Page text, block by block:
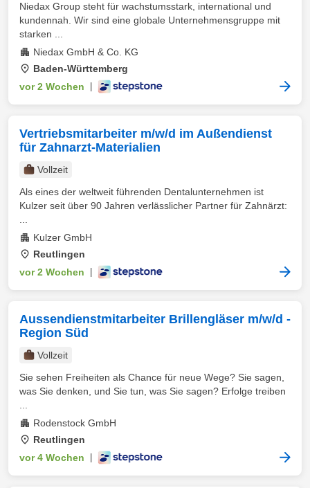
Niedax Group steht für wachstumsstark, international und
kundennah. Wir sind eine globale Unternehmensgruppe mit
starken ...
Niedax GmbH & Co. KG
Baden-Württemberg
vor 2 Wochen
Vertriebsmitarbeiter m/w/d im Außendienst
für Zahnarzt-Materialien
Vollzeit
Als eines der weltweit führenden Dentalunternehmen ist
Kulzer seit über 90 Jahren verlässlicher Partner für Zahnärzt:
Kulzer GmbH
Reutlingen
vor 2 Wochen
Aussendienstmitarbeiter Brillengläser m/w/d -
Region Süd
Vollzeit
Sie sehen Freiheiten als Chance für neue Wege? Sie sagen,
was Sie denken, und Sie tun, was Sie sagen? Erfolge treiben
Rodenstock GmbH
Reutlingen
vor 4 Wochen